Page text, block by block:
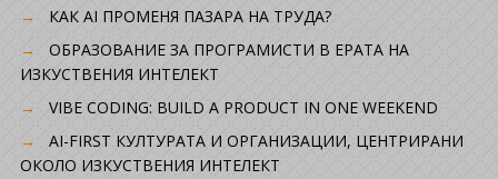
КАК AI ПРОМЕНЯ ПАЗАРА НА ТРУДА?
ОБРАЗОВАНИЕ ЗА ПРОГРАМИСТИ В ЕРАТА НА
ИЗКУСТВЕНИЯ ИНТЕЛЕКТ
VIBE CODING: BUILD A PRODUCT IN ONE WEEKEND
AI-FIRST КУЛТУРАТА И ОРГАНИЗАЦИИ, ЦЕНТРИРАНИ
ОКОЛО ИЗКУСТВЕНИЯ ИНТЕЛЕКТ